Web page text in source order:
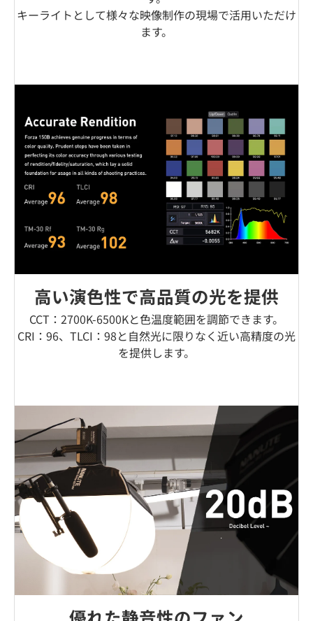
キーライトとして様々な映像制作の現場で活用いただけ
ます。
高い演色性で高品質の光を提供
CCT：2700K-6500Kと色温度範囲を調節できます。
CRI：96、TLCI：98と自然光に限りなく近い高精度の光
を提供します。